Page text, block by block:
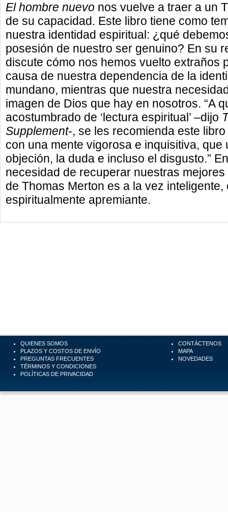
El hombre nuevo nos vuelve a traer a un
de su capacidad. Este libro tiene como
nuestra identidad espiritual: ¿qué
posesión de nuestro ser genuino? En su
discute cómo nos hemos vuelto extraños
causa de nuestra dependencia de la
mundano, mientras que nuestra
imagen de Dios que hay en nosotros. “A
acostumbrado de ‘lectura espiritual’ –dijo
Supplement-, se les recomienda este
con una mente vigorosa e inquisitiva,
objeción, la duda e incluso el disgusto.”
necesidad de recuperar nuestras
de Thomas Merton es a la vez
espiritualmente apremiante.
QUIENES SOMOS
PLAZOS Y COSTOS DE ENVÍO
PREGUNTAS FRECUENTES
TÉRMINOS Y CONDICIONES
POLÍTICAS DE PRIVACIDAD
CONTÁCTENOS
MAPA
NOVEDADES